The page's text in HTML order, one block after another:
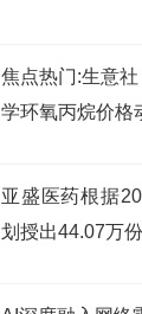
焦点热门:生意
学环氧丙烷价格
亚盛医药根据
划授出44.07万